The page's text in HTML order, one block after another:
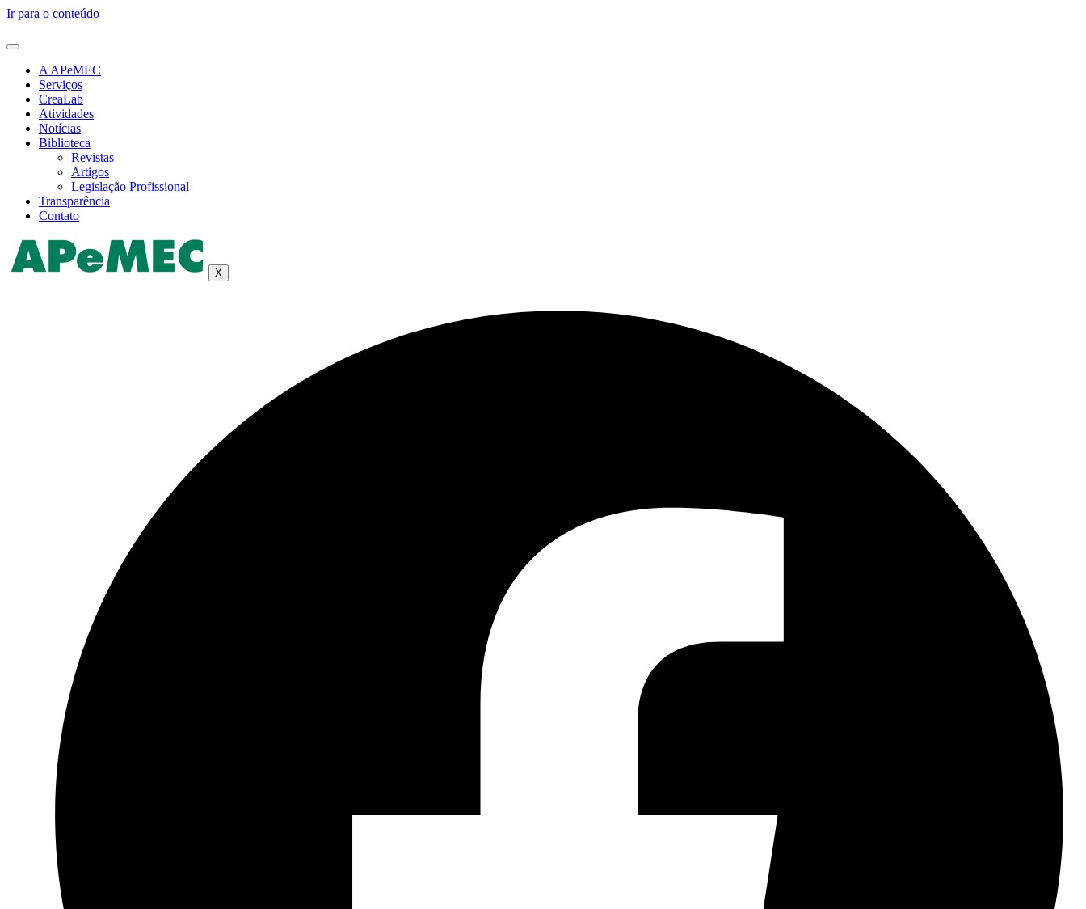
Ir para o conteúdo
A APeMEC
Serviços
CreaLab
Atividades
Notícias
Biblioteca
Revistas
Artigos
Legislação Profissional
Transparência
Contato
X